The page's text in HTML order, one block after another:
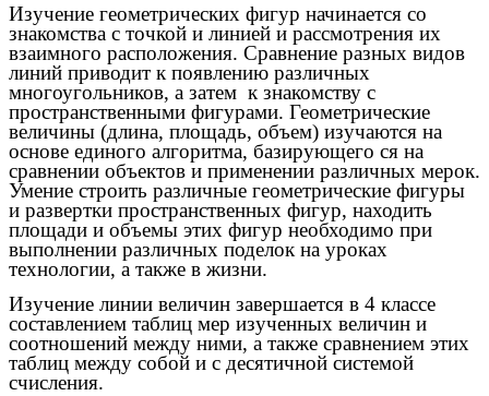
Изучение геометрических фигур начинается со
знакомства с точкой и линией и рассмотрения их
взаимного расположения. Сравнение разных видов
линий приводит к появлению различных
многоугольников, а затем к знакомству с
пространственными фигурами. Геометрические
величины (длина, площадь, объем) изучаются на
основе единого алгоритма, базирующего ся на
сравнении объектов и применении различных мерок.
Умение строить различные геометрические фигуры
и развертки пространственных фигур, находить
площади и объемы этих фигур необходимо при
выполнении различных поделок на уроках
технологии, а также в жизни.
Изучение линии величин завершается в 4 классе
составлением таблиц мер изученных величин и
соотношений между ними, а также сравнением этих
таблиц между собой и с десятичной системой
счисления.